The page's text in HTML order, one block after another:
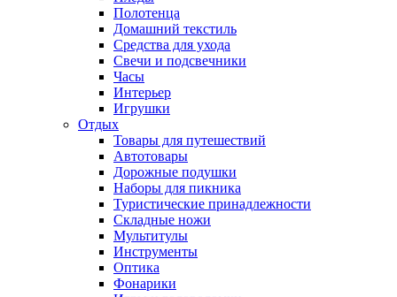
Полотенца
Домашний текстиль
Средства для ухода
Свечи и подсвечники
Часы
Интерьер
Игрушки
Отдых
Товары для путешествий
Автотовары
Дорожные подушки
Наборы для пикника
Туристические принадлежности
Складные ножи
Мультитулы
Инструменты
Оптика
Фонарики